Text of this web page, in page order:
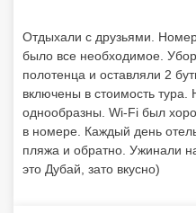
Отдыхали с друзьями.
было все необходимое.
полотенца и оставляли 2
включены в стоимость
однообразны. Wi-Fi был
в номере. Каждый день
пляжа и обратно. Ужинали
это Дубай, зато вкусно)